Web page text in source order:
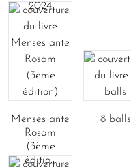
2024
Menses ante
Rosam
(3ème
éditio...
8 balls